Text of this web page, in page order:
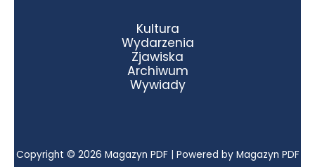
Kultura
Wydarzenia
Zjawiska
Archiwum
Wywiady
Copyright © 2026 Magazyn PDF | Powered by Magazyn PDF